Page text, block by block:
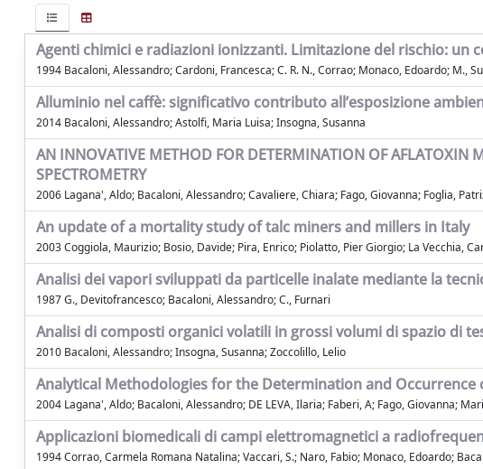
Agenti chimici e radiazioni ionizzanti. Limitazione del rischio: un
1994 Bacaloni, Alessandro; Cardoni, Francesca; C. R. N., Corrao; Monaco, Edoardo; M.,
Alluminio nel caffè: significativo contributo all’esposizione
2014 Bacaloni, Alessandro; Astolfi, Maria Luisa; Insogna, Susanna
AN INNOVATIVE METHOD FOR DETERMINATION OF
SPECTROMETRY
2006 Lagana', Aldo; Bacaloni, Alessandro; Cavaliere, Chiara; Fago, Giovanna; Foglia,
An update of a mortality study of talc miners and millers in Italy
2003 Coggiola, Maurizio; Bosio, Davide; Pira, Enrico; Piolatto, Pier Giorgio; La Vecchia,
Analisi dei vapori sviluppati da particelle inalate mediante la
1987 G., Devitofrancesco; Bacaloni, Alessandro; C., Furnari
Analisi di composti organici volatili in grossi volumi di spazio di
2010 Bacaloni, Alessandro; Insogna, Susanna; Zoccolillo, Lelio
Analytical Methodologies for the Determination and
2004 Lagana', Aldo; Bacaloni, Alessandro; DE LEVA, Ilaria; Faberi, A; Fago, Giovanna;
Applicazioni biomedicali di campi elettromagnetici a
1994 Corrao, Carmela Romana Natalina; Vaccari, S.; Naro, Fabio; Monaco, Edoardo;